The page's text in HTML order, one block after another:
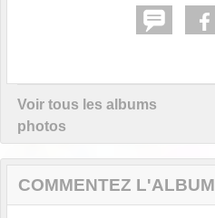
Voir tous les albums
photos
COMMENTEZ L'ALBUM